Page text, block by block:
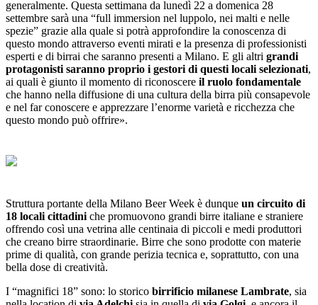
generalmente. Questa settimana da lunedì 22 a domenica 28
settembre sarà una “full immersion nel luppolo, nei malti e nelle
spezie” grazie alla quale si potrà approfondire la conoscenza di
questo mondo attraverso eventi mirati e la presenza di professionisti
esperti e di birrai che saranno presenti a Milano. E gli altri grandi
protagonisti saranno proprio i gestori di questi locali selezionati,
ai quali è giunto il momento di riconoscere il ruolo fondamentale
che hanno nella diffusione di una cultura della birra più consapevole
e nel far conoscere e apprezzare l’enorme varietà e ricchezza che
questo mondo può offrire».
Struttura portante della Milano Beer Week è dunque un circuito di
18 locali cittadini che promuovono grandi birre italiane e straniere
offrendo così una vetrina alle centinaia di piccoli e medi produttori
che creano birre straordinarie. Birre che sono prodotte con materie
prime di qualità, con grande perizia tecnica e, soprattutto, con una
bella dose di creatività.
I “magnifici 18” sono: lo storico birrificio milanese Lambrate, sia